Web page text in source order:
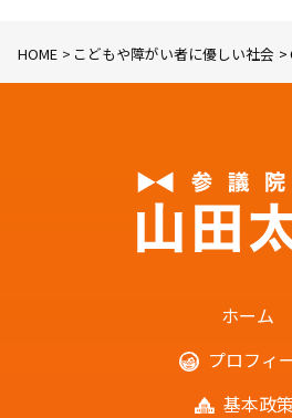
HOME こどもや障がい者に優しい社会
ホーム
プロフィ
基本政策